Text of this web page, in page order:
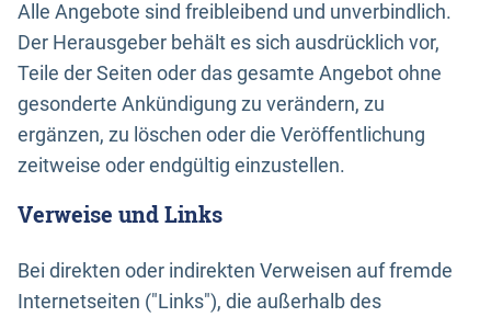
Alle Angebote sind freibleibend und unverbindlich.
Der Herausgeber behält es sich ausdrücklich vor,
Teile der Seiten oder das gesamte Angebot ohne
gesonderte Ankündigung zu verändern, zu
ergänzen, zu löschen oder die Veröffentlichung
zeitweise oder endgültig einzustellen.
Verweise und Links
Bei direkten oder indirekten Verweisen auf fremde
Internetseiten ("Links"), die außerhalb des